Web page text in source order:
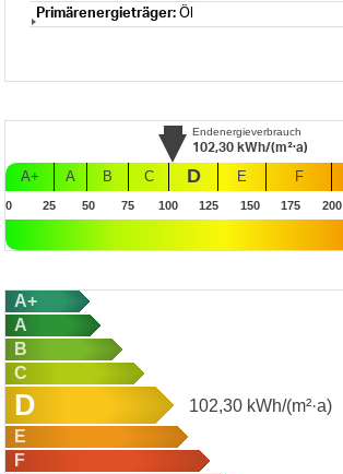
Primärenergieträger: Öl
Endenergieverbrauch
102,30 kWh/(m²·a)
A+ A B C D E F
0 25 50 75 100 125 150 175 200
A+
A
B
C
D 102,30 kWh/(m²·a)
E
F